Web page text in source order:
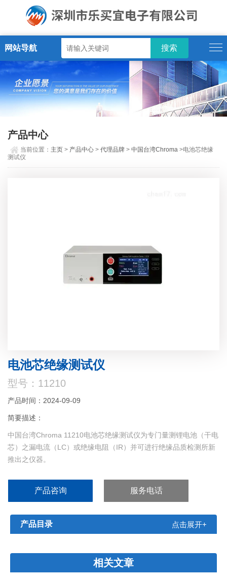
网站导航
产品中心
当前位置： 主页 > 产品中心 >代理品牌 >中国台湾Chroma >电池芯绝缘
测试仪
电池芯绝缘测试仪
型号：11210
产品时间：2024-09-09
简要描述：
中国台湾Chroma 11210电池芯绝缘测试仪为专门量测锂电池（干电
芯）之漏电流（LC）或绝缘电阻（IR）并可进行绝缘品质检测所新
推出之仪器。
产品咨询 服务电话
产品目录 点击展开+
相关文章